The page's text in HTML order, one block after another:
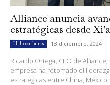
Alliance anuncia
estratégicas desde
Hidrocarburos 13 diciembre, 2024
Ricardo Ortega, CEO de
empresa ha retomado el
estratégicas entre China,